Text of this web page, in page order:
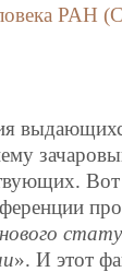
РАН
». И этот